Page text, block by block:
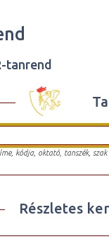
tanrend
kódja, oktató, tanszék,
Részletes